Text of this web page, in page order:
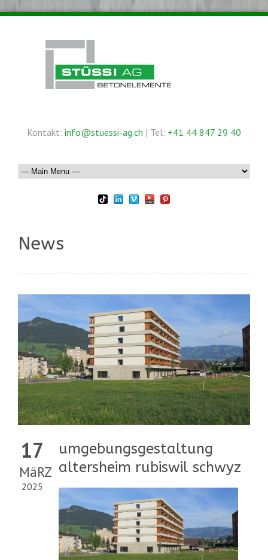
Kontakt: info@stuessi-ag.ch | Tel: +41 44 847 29 40
News
17
MäRZ
2025
umgebungsgestaltung
altersheim rubiswil schwyz